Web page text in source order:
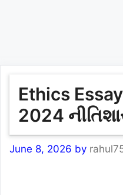
Ethics
2024
June 8, 2026 by